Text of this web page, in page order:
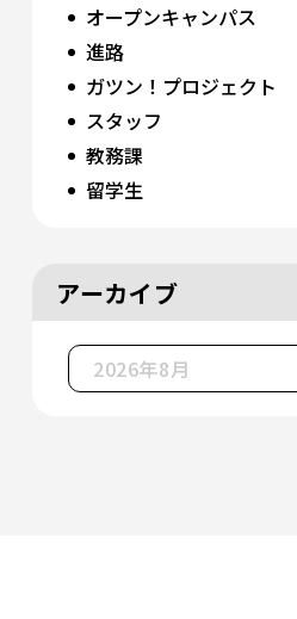
オープンキャンパス
進路
ガツン！プロジェクト
スタッフ
教務課
留学生
アーカイブ